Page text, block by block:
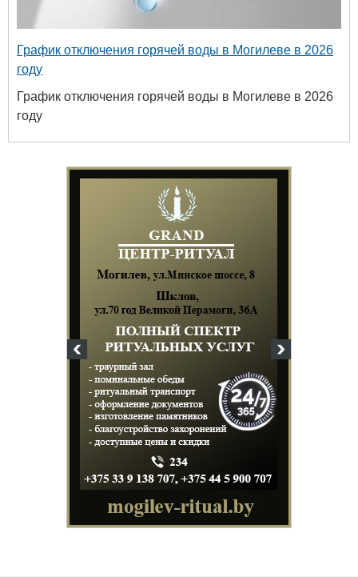
График отключения горячей воды в Могилеве в 2026
году
График отключения горячей воды в Могилеве в 2026
году